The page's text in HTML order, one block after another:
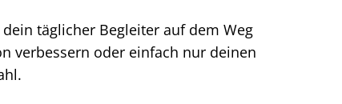
täglicher Begleiter auf dem Weg
verbessern oder einfach nur deinen